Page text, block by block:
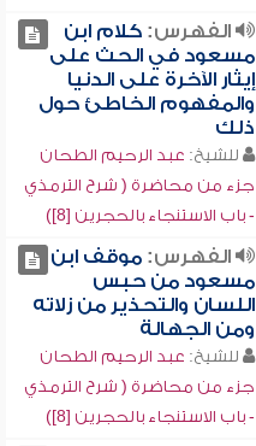
الفهرس:كلام ابن
مسعود في الحث على
إيثار الآخرة على الدنيا
والمفهوم الخاطئ حول
ذلك
للشيخ: عبد الرحيم الطحان
جزء من محاضرة ( شرح الترمذي
- باب الاستنجاء بالحجرين [8])
الفهرس:موقف ابن
مسعود من حبس
اللسان والتحذير من زلاته
ومن الجهالة
للشيخ: عبد الرحيم الطحان
جزء من محاضرة ( شرح الترمذي
- باب الاستنجاء بالحجرين [8])